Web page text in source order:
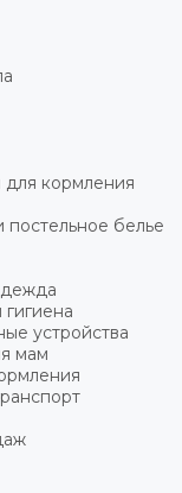
для кормления
постельное белье
устройства
мам